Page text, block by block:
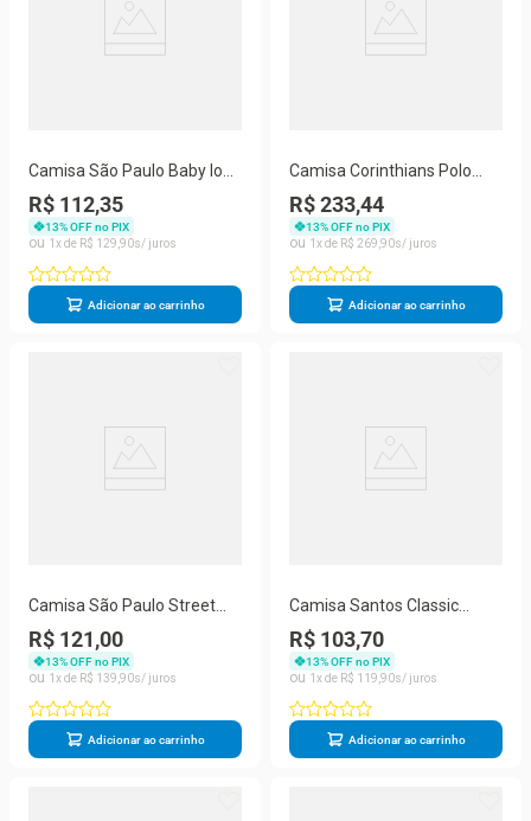
Camisa São Paulo Baby look
Feminina Classic Clube da
Fé
R$ 112,35
13% OFF no PIX
1
R$ 129 90
Adicionar ao carrinho
Camisa Corinthians Polo
115 anos Off White Oficial
Juvenil
R$ 233,44
13% OFF no PIX
1
R$ 269 90
Adicionar ao carrinho
Camisa São Paulo Street
Torcida Que Conduz
Licenciada
R$ 121,00
13% OFF no PIX
1
R$ 139 90
Adicionar ao carrinho
Camisa Santos Classic
Juvenil Glorioso Alvinegro
Praiano
R$ 103,70
13% OFF no PIX
1
R$ 119 90
Adicionar ao carrinho